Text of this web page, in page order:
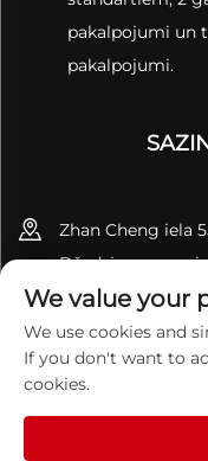
pakalpojumi un
pakalpojumi.
Zhan Cheng iela
Džedzjanas
+86-13695814656
[email protected]
Autortiesības © 2026
We value your
We use cookies and
If you don't want to
cookies.